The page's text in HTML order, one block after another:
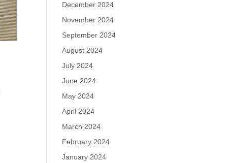
December 2024
November 2024
September 2024
August 2024
July 2024
June 2024
May 2024
April 2024
March 2024
February 2024
January 2024